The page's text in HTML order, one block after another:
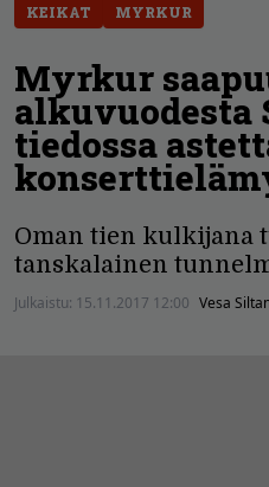
KEIKAT MYRKUR
Myrkur
alkuvuodesta
tiedossa
Oman tien kulkijana
tanskalainen
Julkaistu: 15.11.2017 12:00 Vesa